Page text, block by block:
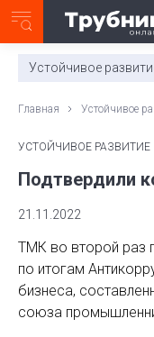
0:00/ 11:03
Устойчивое
Главная Устойчивое
УСТОЙЧИВОЕ РАЗВИТИЕ
Подтвердили
21.11.2022
ТМК во второй раз
по итогам
бизнеса,
союза